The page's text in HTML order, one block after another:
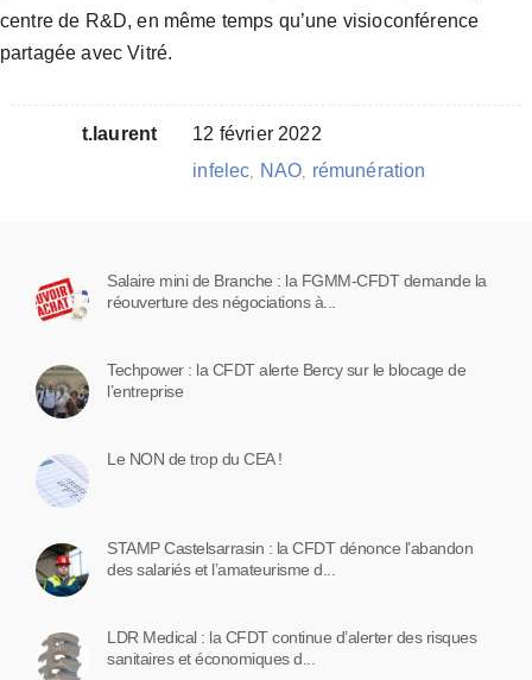
centre de R&D, en même temps qu’une visioconférence
partagée avec Vitré.
t.laurent
12 février 2022
infelec
NAO rémunération
Salaire mini de Branche : la FGMM-CFDT demande la
réouverture des négociations à...
Techpower : la CFDT alerte Bercy sur le blocage de
l’entreprise
Le NON de trop du CEA !
STAMP Castelsarrasin : la CFDT dénonce l’abandon
des salariés et l’amateurisme d...
LDR Medical : la CFDT continue d’alerter des risques
sanitaires et économiques d...